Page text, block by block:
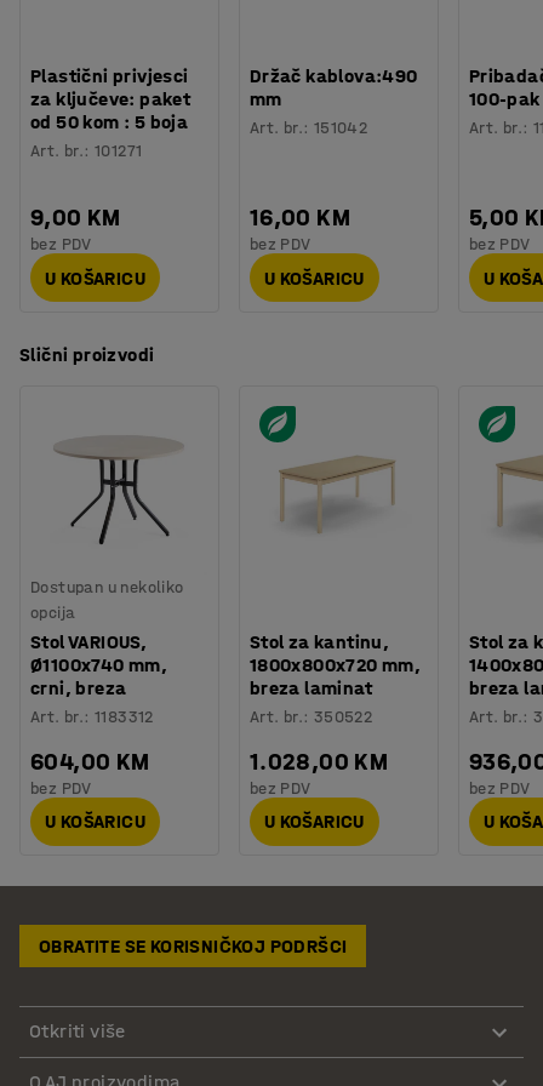
Montaža: Dolazi nesastavljeno
Testirano: EN 15372
Plastični privjesci
za ključeve: paket
od 50 kom : 5 boja
Art. br.:101271
9,00 KM
bez PDV
U KOŠARICU
Držač kablova:490
mm
Art. br.: 151042
16,00 KM
bez PDV
U KOŠARICU
100-pak
Art. br.:
5,00
bez PDV
U
Slični proizvodi
Dostupan u nekoliko
opcija
Stol VARIOUS,
Ø1100x740 mm,
crni, breza
Art. br.:1183312
604,00 KM
bez PDV
U KOŠARICU
Stol za kantinu,
1800x800x720 mm,
breza laminat
Art. br.: 350522
1.028,00 KM
bez PDV
U KOŠARICU
Stol za
breza
Art. br.:
bez PDV
U
OBRATITE SE KORISNIČKOJ PODRŠCI
Otkriti više